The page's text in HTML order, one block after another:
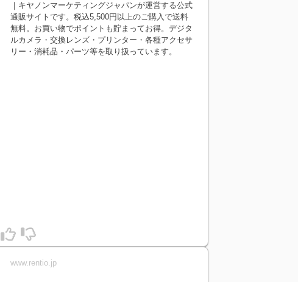
｜キヤノンマーケティングジャパンが運営する公式
通販サイトです。税込5,500円以上のご購入で送料
無料。お買い物でポイントも貯まってお得。デジタ
ルカメラ・交換レンズ・プリンター・各種アクセサ
リー・消耗品・パーツ等を取り扱っています。
www.rentio.jp